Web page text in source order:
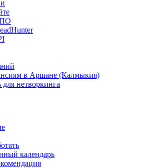
ПО
в Аршане (Калмыкия)
для нетворкинга
календарь